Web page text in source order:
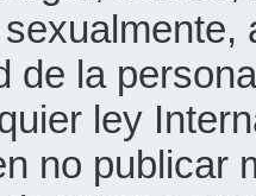
de la
ley
no publicar